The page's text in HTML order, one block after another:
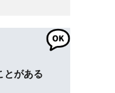
とがある